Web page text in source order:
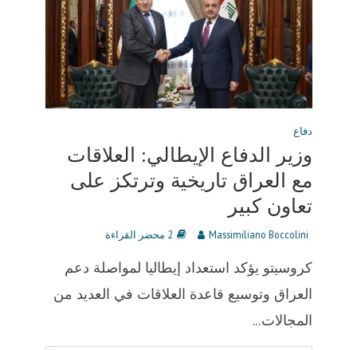
دفاع
وزير الدفاع الإيطالي: العلاقات
مع العراق تاريخية وترتكز على
تعاون كبير
Massimiliano Boccolini 2 محضر القراءة
كروسيتو يؤكد استعداد إيطاليا لمواصلة دعم
العراق وتوسيع قاعدة العلاقات في العديد من
المجالات...